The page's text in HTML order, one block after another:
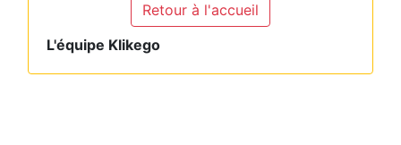
Retour à l'accueil
L'équipe Klikego